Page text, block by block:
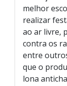
melhor
realizar
ao ar livre,
contra os
entre
que o
lona